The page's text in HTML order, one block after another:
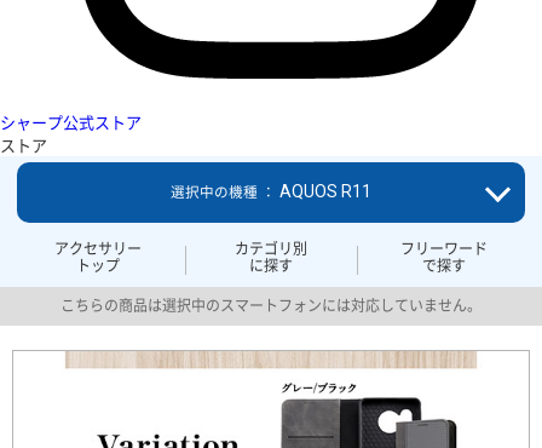
シャープ公式ストア
ストア
アクセサリー
トップ
カテゴリ別
に探す
フリーワード
で探す
選択中の機種 ： AQUOS R11
こちらの商品は選択中のスマートフォンには対応していません。